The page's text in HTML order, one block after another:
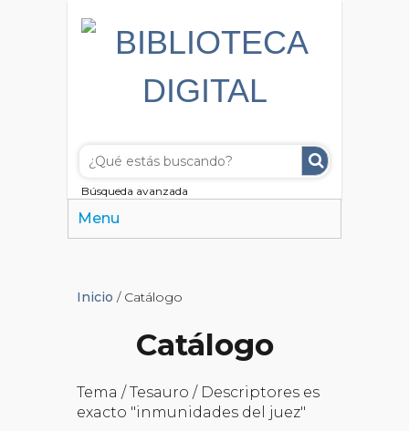
Búsqueda avanzada
Menu
Inicio / Catálogo
Catálogo
Tema / Tesauro / Descriptores es
exacto "inmunidades del juez"